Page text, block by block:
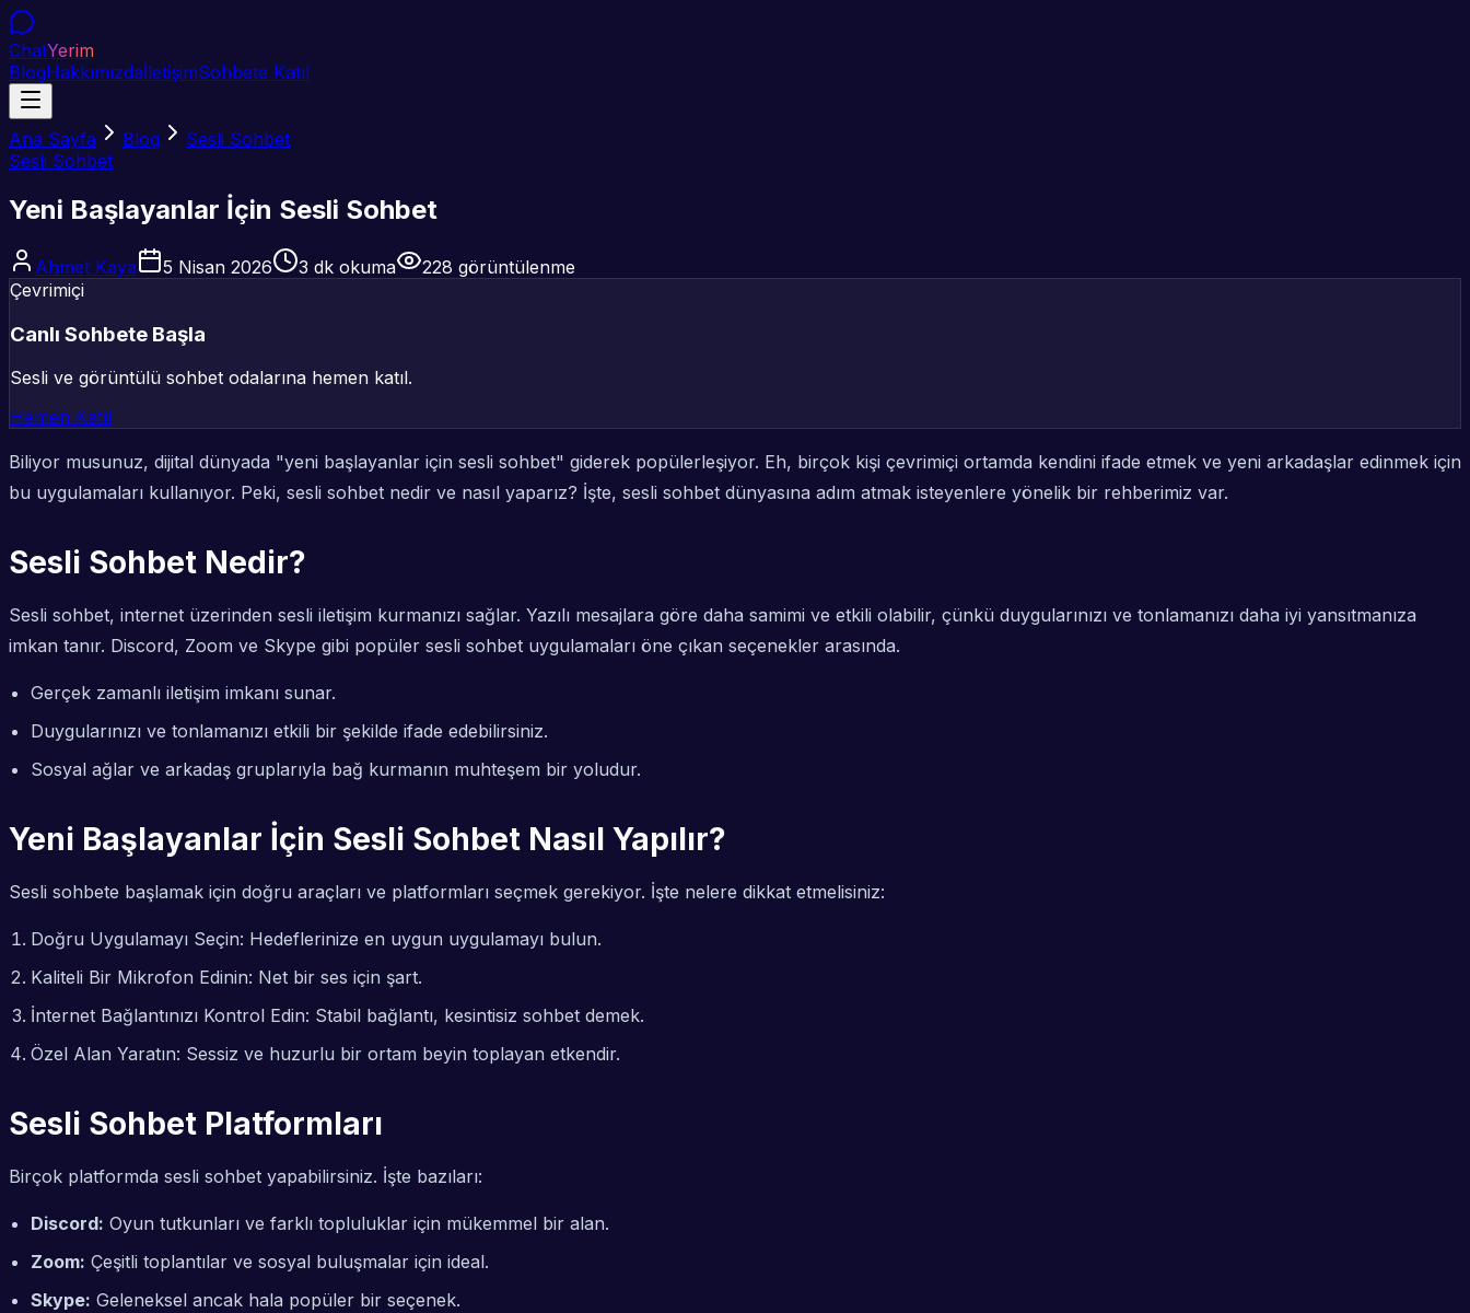
ChatYerim
BlogHakkımızdaİletişimSohbete Katıl
Ana Sayfa Blog
Sesli Sohbet
Sesli Sohbet
Yeni Başlayanlar İçin Sesli Sohbet
Ahmet Kaya 5 Nisan 2026 3 dk okuma 228 görüntülenme
Çevrimiçi
Canlı Sohbete Başla
Sesli ve görüntülü sohbet odalarına hemen katıl.
Hemen Katıl
Biliyor musunuz, dijital dünyada "yeni başlayanlar için sesli sohbet" giderek popülerleşiyor. Eh, birçok kişi çevrimiçi ortamda kendini ifade etmek ve yeni arkadaşlar edinmek için
bu uygulamaları kullanıyor. Peki, sesli sohbet nedir ve nasıl yaparız? İşte, sesli sohbet dünyasına adım atmak isteyenlere yönelik bir rehberimiz var.
Sesli Sohbet Nedir?
Sesli sohbet, internet üzerinden sesli iletişim kurmanızı sağlar. Yazılı mesajlara göre daha samimi ve etkili olabilir, çünkü duygularınızı ve tonlamanızı daha iyi yansıtmanıza
imkan tanır. Discord, Zoom ve Skype gibi popüler sesli sohbet uygulamaları öne çıkan seçenekler arasında.
Gerçek zamanlı iletişim imkanı sunar.
Duygularınızı ve tonlamanızı etkili bir şekilde ifade edebilirsiniz.
Sosyal ağlar ve arkadaş gruplarıyla bağ kurmanın muhteşem bir yoludur.
Yeni Başlayanlar İçin Sesli Sohbet Nasıl Yapılır?
Sesli sohbete başlamak için doğru araçları ve platformları seçmek gerekiyor. İşte nelere dikkat etmelisiniz:
Doğru Uygulamayı Seçin: Hedeflerinize en uygun uygulamayı bulun.
Kaliteli Bir Mikrofon Edinin: Net bir ses için şart.
İnternet Bağlantınızı Kontrol Edin: Stabil bağlantı, kesintisiz sohbet demek.
Özel Alan Yaratın: Sessiz ve huzurlu bir ortam beyin toplayan etkendir.
Sesli Sohbet Platformları
Birçok platformda sesli sohbet yapabilirsiniz. İşte bazıları:
Discord: Oyun tutkunları ve farklı topluluklar için mükemmel bir alan.
Zoom: Çeşitli toplantılar ve sosyal buluşmalar için ideal.
Skype: Geleneksel ancak hala popüler bir seçenek.